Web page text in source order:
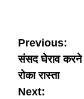
Post
Previous:
संसद घेराव करने
रोका रास्ता
Next: